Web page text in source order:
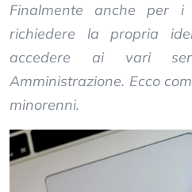
Finalmente anche per i
richiedere la propria
accedere ai vari
Amministrazione. Ecco
minorenni.